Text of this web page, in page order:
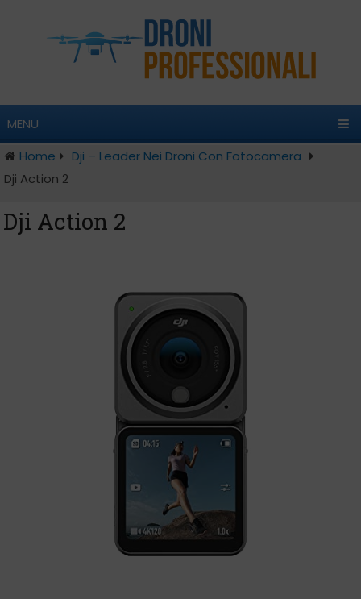
MENU
Home
Dji – Leader Nei Droni Con Fotocamera
Dji Action 2
Dji Action 2